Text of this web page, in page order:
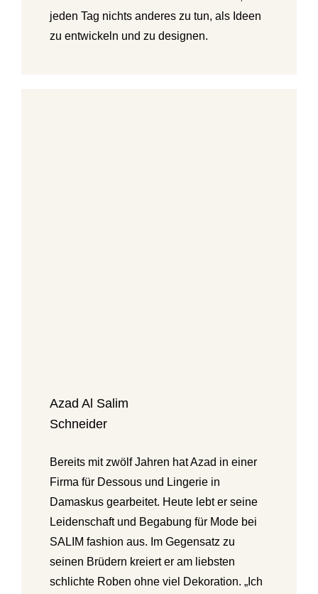
jeden Tag nichts anderes zu tun, als Ideen
zu entwickeln und zu designen.
Azad Al Salim
Schneider
Bereits mit zwölf Jahren hat Azad in einer
Firma für Dessous und Lingerie in
Damaskus gearbeitet. Heute lebt er seine
Leidenschaft und Begabung für Mode bei
SALIM fashion aus. Im Gegensatz zu
seinen Brüdern kreiert er am liebsten
schlichte Roben ohne viel Dekoration. „Ich